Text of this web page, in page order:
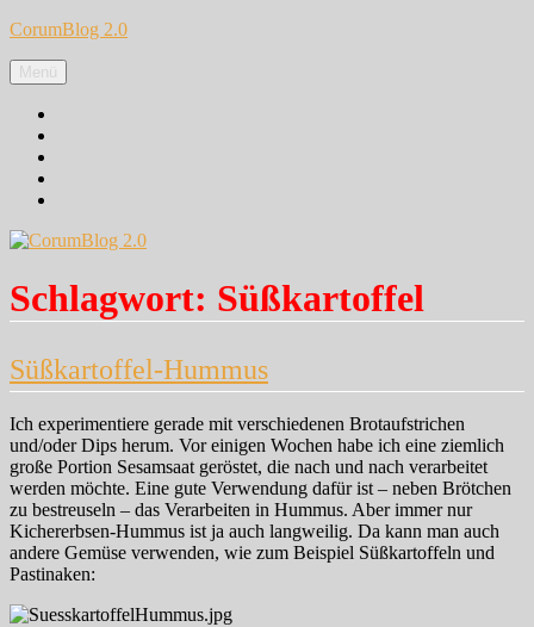
Zum
springen
CorumBlog 2.0
Menü
Schlagwort: Süßkartoffel
Süßkartoffel-Hummus
Ich experimentiere gerade mit verschiedenen Brotaufstrichen
und/oder Dips herum. Vor einigen Wochen habe ich eine ziemlich
große Portion Sesamsaat geröstet, die nach und nach verarbeitet
werden möchte. Eine gute Verwendung dafür ist – neben Brötchen
zu bestreuseln – das Verarbeiten in Hummus. Aber immer nur
Kichererbsen-Hummus ist ja auch langweilig. Da kann man auch
andere Gemüse verwenden, wie zum Beispiel Süßkartoffeln und
Pastinaken: